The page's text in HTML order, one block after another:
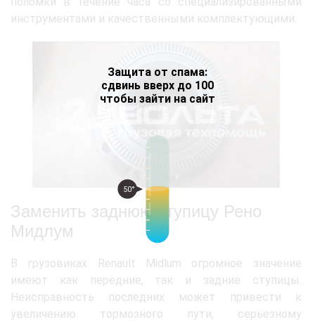
Защита от спама:
сдвинь вверх до 100
чтобы зайти на сайт
50°
инструментами и качественными комплектующими.
Заменить заднюю ступицу Рено
Мидлум
В грузовиках Renault Midlum огромное значение
имеют как передние, так и задние ступицы.
Неисправность последних может привести к
увеличению тормозного пути, серьезному